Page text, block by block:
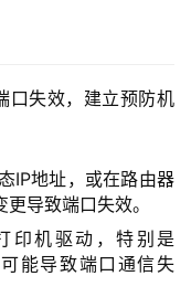
口失效，建立预防机
IP地址，或在路由器
导致端口失效。
印机驱动，特别是
能导致端口通信失